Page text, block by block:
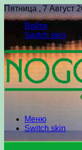
Пятница , 7 Август
Войти
Switch skin
Меню
Switch skin